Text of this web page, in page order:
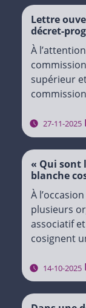
Lettre
décret-
À
supérieur
des Affaires
27-11-2025
« Qui sont
blanche
À
plusieurs
associatif et
cosignent
marchand,
poids pour
14-10-2025